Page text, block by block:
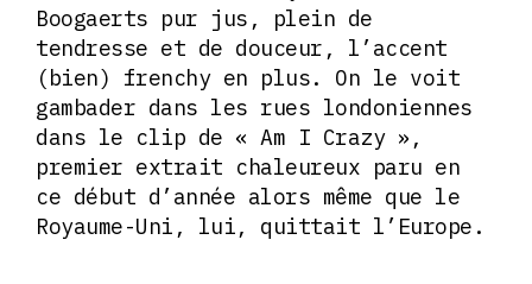
Boogaerts pur jus, plein de
tendresse et de douceur, l’accent
(bien) frenchy en plus. On le voit
gambader dans les rues londoniennes
dans le clip de « Am I Crazy »,
premier extrait chaleureux paru en
ce début d’année alors même que le
Royaume-Uni, lui, quittait l’Europe.